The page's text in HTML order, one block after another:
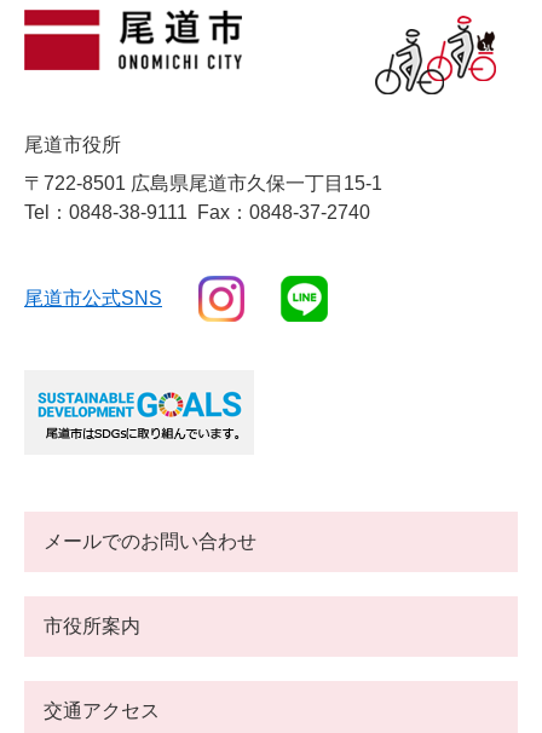
尾道市役所
〒722-8501 広島県尾道市久保一丁目15-1
Tel：0848-38-9111
Fax：0848-37-2740
尾道市公式SNS
メールでのお問い合わせ
市役所案内
交通アクセス